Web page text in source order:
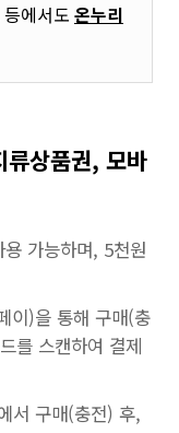
에서도 온누리
류상품권, 모바
가능하며, 5천원
이)을 통해 구매(충
를 스캔하여 결제
서 구매(충전) 후,